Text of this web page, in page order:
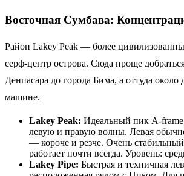
Восточная Сумбава:
Район Lakey Peak — более
серф-центр острова. Сюда проще
Денпасара до города Бима, а оттуда около
машине.
Lakey Peak: Идеальный пик A-
левую и правую волны. Левая
— короче и резче. Очень
работает почти всегда. Уровень:
Lakey Pipe: Быстрая и техничная